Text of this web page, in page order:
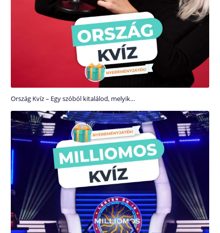
Ország Kvíz – Egy szóból kitalálod, melyik…